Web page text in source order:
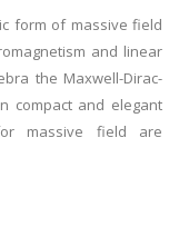
form of massive field
and linear
the Maxwell-Dirac-
compact and elegant
massive field are